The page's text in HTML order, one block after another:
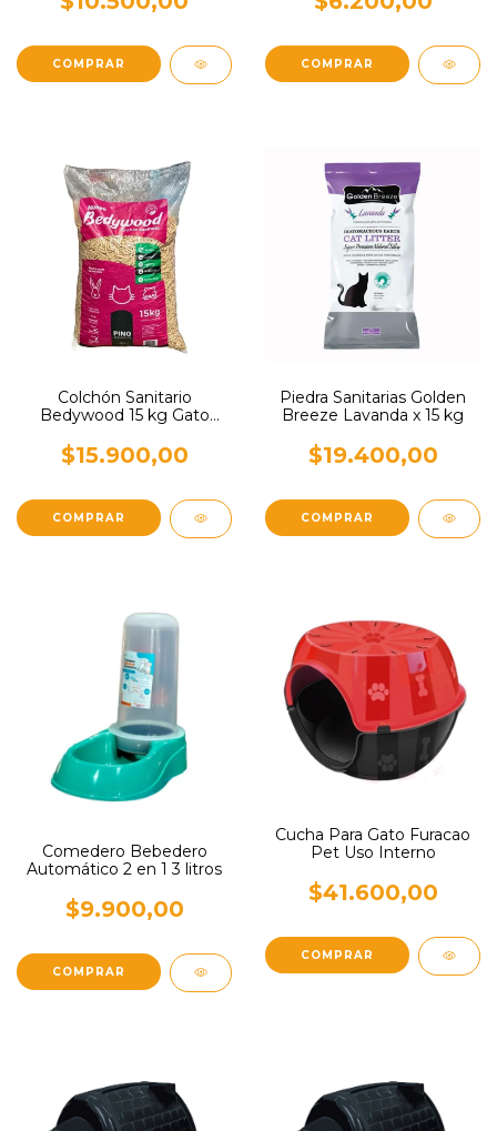
Colchón Sanitario
Bedywood 15 kg Gato
$15.900,00
Piedra Sanitarias Golden
Breeze Lavanda x 15 kg
$19.400,00
Comedero Bebedero
Automático 2 en 1 3 litros
$9.900,00
Cucha Para Gato Furacao
Pet Uso Interno
$41.600,00
COMPRAR